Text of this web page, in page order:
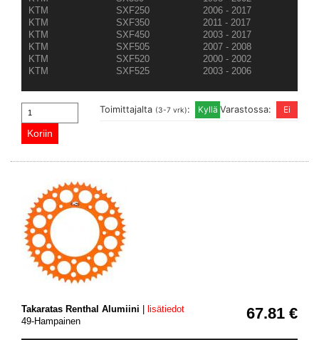
KTM
SXF250
2006 - 2017
KTM
SXF350
2011 - 2017
KTM
SXF450
2003 - 2017
KTM
SXF505
2007 - 2008
KTM
SXF520
2000 - 2002
KTM
SXF525 2003 - 2006
Varastossa:
Toimittajalta (3-7 vrk):
67.81 €
Takaratas Renthal Alumiini
lisätiedot
49-Hampainen